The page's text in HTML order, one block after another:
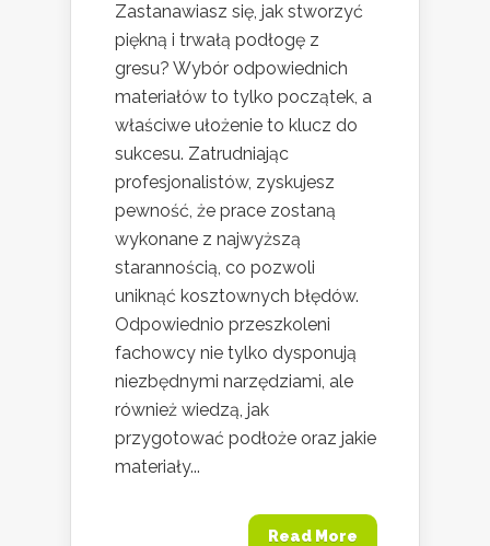
Zastanawiasz się, jak stworzyć
piękną i trwałą podłogę z
gresu? Wybór odpowiednich
materiałów to tylko początek, a
właściwe ułożenie to klucz do
sukcesu. Zatrudniając
profesjonalistów, zyskujesz
pewność, że prace zostaną
wykonane z najwyższą
starannością, co pozwoli
uniknąć kosztownych błędów.
Odpowiednio przeszkoleni
fachowcy nie tylko dysponują
niezbędnymi narzędziami, ale
również wiedzą, jak
przygotować podłoże oraz jakie
materiały...
Read More